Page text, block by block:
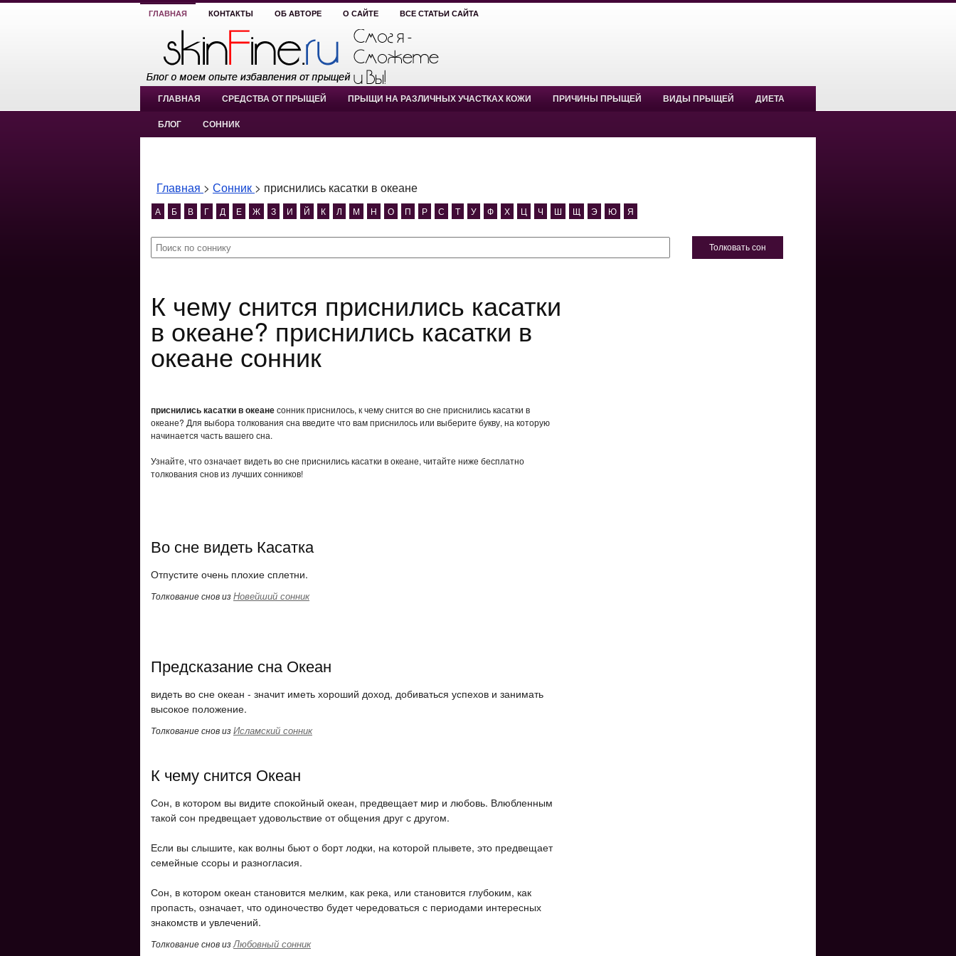
ГЛАВНАЯ КОНТАКТЫ ОБ АВТОРЕ О САЙТЕ ВСЕ СТАТЬИ САЙТА
ГЛАВНАЯ СРЕДСТВА ОТ ПРЫЩЕЙ ПРЫЩИ НА РАЗЛИЧНЫХ УЧАСТКАХ КОЖИ ПРИЧИНЫ ПРЫЩЕЙ ВИДЫ ПРЫЩЕЙ ДИЕТА
БЛОГ СОННИК
Главная > Сонник > приснились касатки в океане
А Б В Г Д Е Ж З И Й К Л М Н О П Р С Т У Ф Х Ц Ч Ш Щ Э Ю Я
Толковать сон
К чему снится приснились касатки
в океане? приснились касатки в
океане сонник
приснились касатки в океанесонник приснилось, к чему снится во сне приснились касатки в
океане? Для выбора толкования сна введите что вам приснилось или выберите букву, на которую
начинается часть вашего сна.
Узнайте, что означает видеть во сне приснились касатки в океане, читайте ниже бесплатно
толкования снов из лучших сонников!
Во сне видеть Касатка
Отпустите очень плохие сплетни.
Толкование снов изНовейший сонник
Предсказание сна Океан
видеть во сне океан - значит иметь хороший доход, добиваться успехов и занимать
высокое положение.
Толкование снов изИсламский сонник
К чему снится Океан
Сон, в котором вы видите спокойный океан, предвещает мир и любовь. Влюбленным
такой сон предвещает удовольствие от общения друг с другом.
Если вы слышите, как волны бьют о борт лодки, на которой плывете, это предвещает
семейные ссоры и разногласия.
Сон, в котором океан становится мелким, как река, или становится глубоким, как
пропасть, означает, что одиночество будет чередоваться с периодами интересных
знакомств и увлечений.
Толкование снов изЛюбовный сонник